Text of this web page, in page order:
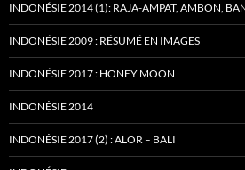
INDONÉSIE 2014 (1): RAJA-AMPAT, AMBON,
INDONÉSIE 2009 : RÉSUMÉ EN IMAGES
INDONÉSIE 2017 : HONEY MOON
INDONÉSIE 2014
INDONÉSIE 2017 (2) : ALOR – BALI